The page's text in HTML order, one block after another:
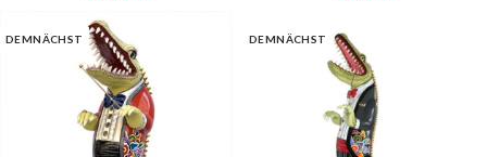
DEMNÄCHST DEMNÄCHST